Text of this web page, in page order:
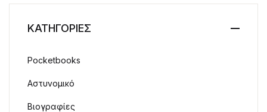
ΚΑΤΗΓΟΡΙΕΣ
Pocketbooks
Αστυνομικό
Βιογραφίες